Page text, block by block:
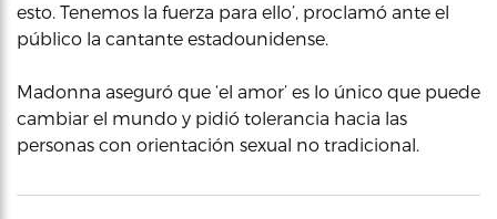
esto. Tenemos la fuerza para ello’, proclamó ante el
público la cantante estadounidense.
Madonna aseguró que ‘el amor’ es lo único que puede
cambiar el mundo y pidió tolerancia hacia las
personas con orientación sexual no tradicional.